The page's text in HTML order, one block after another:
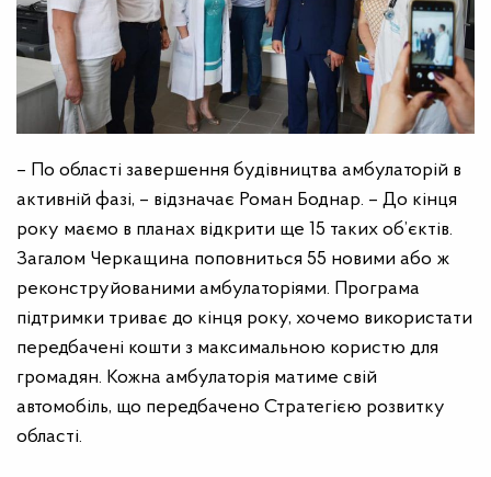
– По області завершення будівництва амбулаторій в
активній фазі, – відзначає Роман Боднар. – До кінця
року маємо в планах відкрити ще 15 таких об’єктів.
Загалом Черкащина поповниться 55 новими або ж
реконструйованими амбулаторіями. Програма
підтримки триває до кінця року, хочемо використати
передбачені кошти з максимальною користю для
громадян. Кожна амбулаторія матиме свій
автомобіль, що передбачено Стратегією розвитку
області.